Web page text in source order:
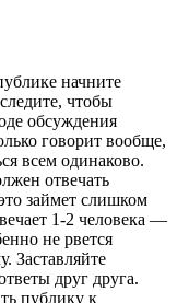
начните
чтобы
обсуждения
говорит вообще,
всем одинаково.
отвечать
займет слишком
1-2 человека —
не рвется
Заставляйте
друг друга.
публику к